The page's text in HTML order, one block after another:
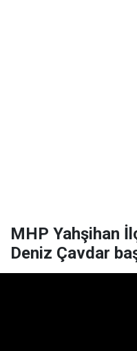
MHP Yahşihan
Deniz Çavdar